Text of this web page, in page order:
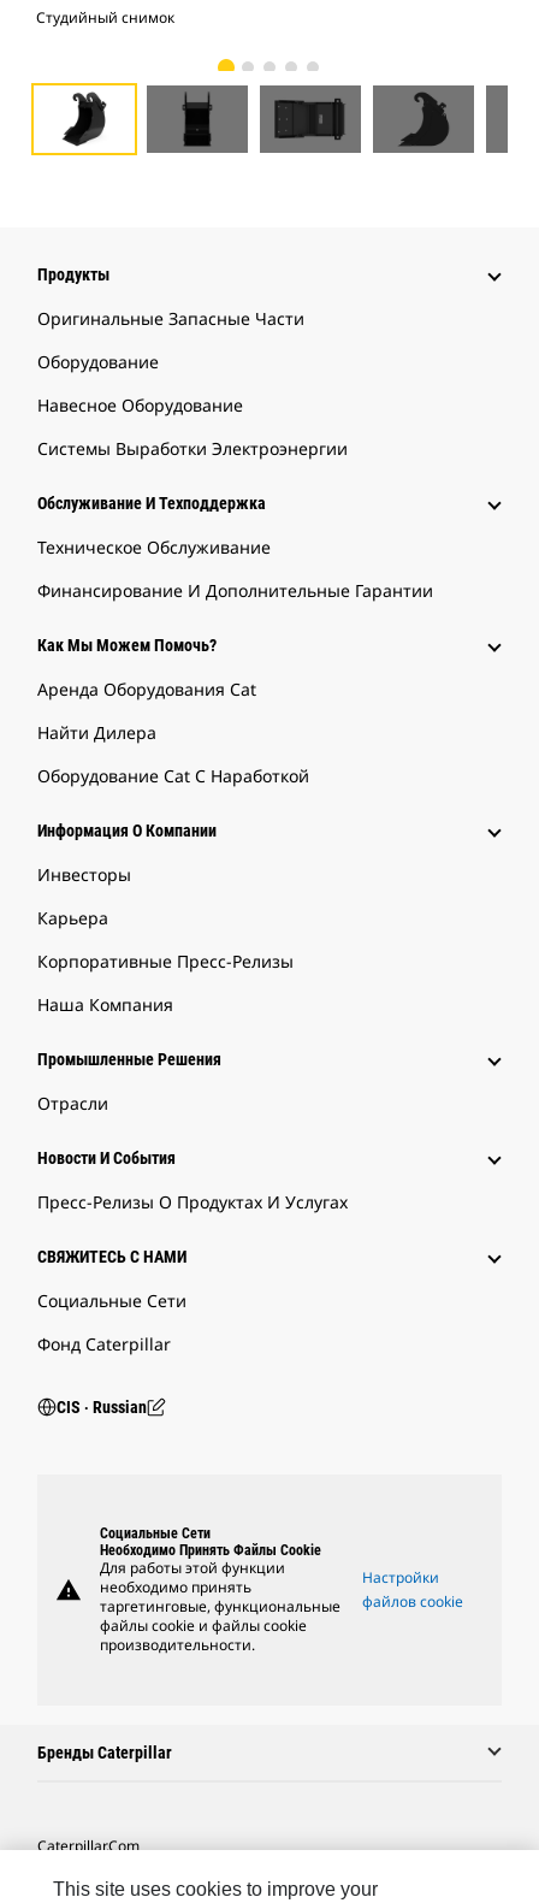
Студийный снимок
Продукты
Оригинальные Запасные Части
Оборудование
Навесное Оборудование
Системы Выработки Электроэнергии
Обслуживание И Техподдержка
Техническое Обслуживание
Финансирование И Дополнительные Гарантии
Как Мы Можем Помочь?
Аренда Оборудования Cat
Найти Дилера
Оборудование Cat С Наработкой
Информация О Компании
Инвесторы
Карьера
Корпоративные Пресс-Релизы
Наша Компания
Промышленные Решения
Отрасли
Новости И События
Пресс-Релизы О Продуктах И Услугах
СВЯЖИТЕСЬ С НАМИ
Социальные Сети
Фонд Caterpillar
CIS ‧ Russian
warning
Социальные Сети
Необходимо Принять Файлы Cookie
Для работы этой функции
необходимо принять
таргетинговые, функциональные
файлы cookie и файлы cookie
производительности.
Настройки
файлов cookie
Бренды Caterpillar
Caterpillar.com
Связаться С Caterpillar
This site uses cookies to improve your